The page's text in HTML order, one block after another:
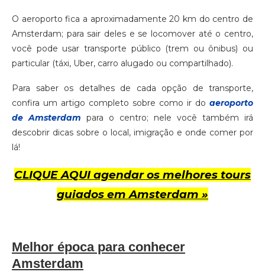
O aeroporto fica a aproximadamente 20 km do centro de
Amsterdam; para sair deles e se locomover até o centro,
você pode usar transporte público (trem ou ônibus) ou
particular (táxi, Uber, carro alugado ou compartilhado).
Para saber os detalhes de cada opção de transporte,
confira um artigo completo sobre como ir do aeroporto
de Amsterdam para o centro; nele você também irá
descobrir dicas sobre o local, imigração e onde comer por
lá!
CLIQUE AQUI agendar os melhores tours
guiados em Amsterdam »
Melhor época para conhecer
Amsterdam